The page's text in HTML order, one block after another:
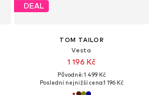
DEAL
TOM TAILOR
Vesta
1 196 Kč
Původně: 1 499 Kč
Poslední nejnižší cena:1 196 Kč